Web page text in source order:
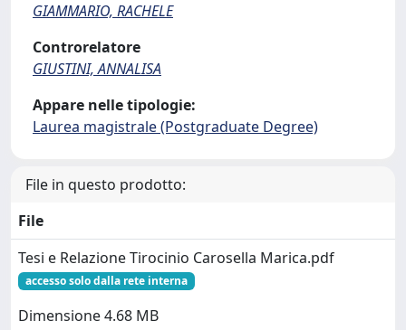
GIAMMARIO, RACHELE
Controrelatore
GIUSTINI, ANNALISA
Appare nelle tipologie:
Laurea magistrale (Postgraduate Degree)
File in questo prodotto:
File
Tesi e Relazione Tirocinio Carosella Marica.pdf
accesso solo dalla rete interna
Dimensione 4.68 MB